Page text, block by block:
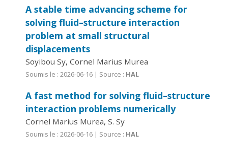
A stable time advancing scheme for
solving fluid–structure interaction
problem at small structural
displacements
Soyibou Sy, Cornel Marius Murea
Soumis le : 2026-06-16 | Source : HAL
A fast method for solving fluid–structure
interaction problems numerically
Cornel Marius Murea, S. Sy
Soumis le : 2026-06-16 | Source : HAL